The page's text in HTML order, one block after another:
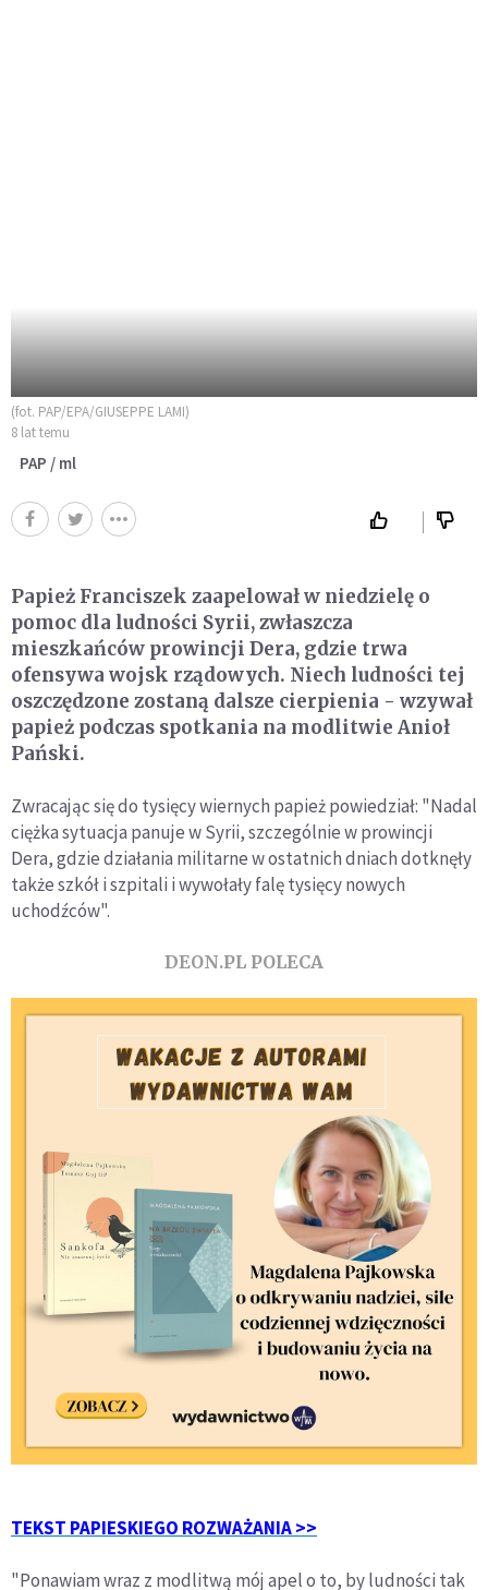
(fot. PAP/EPA/GIUSEPPE LAMI)
8 lat temu
PAP / ml
Papież Franciszek zaapelował w niedzielę o
pomoc dla ludności Syrii, zwłaszcza
mieszkańców prowincji Dera, gdzie trwa
ofensywa wojsk rządowych. Niech ludności tej
oszczędzone zostaną dalsze cierpienia - wzywał
papież podczas spotkania na modlitwie Anioł
Pański.
Zwracając się do tysięcy wiernych papież powiedział: "Nadal
ciężka sytuacja panuje w Syrii, szczególnie w prowincji
Dera, gdzie działania militarne w ostatnich dniach dotknęły
także szkół i szpitali i wywołały falę tysięcy nowych
uchodźców".
DEON.PL POLECA
TEKST PAPIESKIEGO ROZWAŻANIA >>
"Ponawiam wraz z modlitwą mój apel o to, by ludności tak